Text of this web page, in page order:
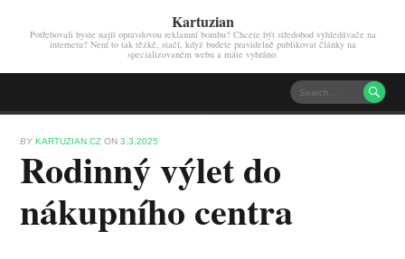
Kartuzian
Potřebovali byste najít opravdovou reklamní bombu? Chcete být středobod vyhledávače na
internetu? Není to tak těžké, stačí, když budete pravidelně publikovat články na
specializovaném webu a máte vyhráno.

BY KARTUZIAN.CZON3.3.2025
Rodinný výlet do
nákupního centra